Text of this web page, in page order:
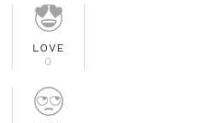
LOVE
0